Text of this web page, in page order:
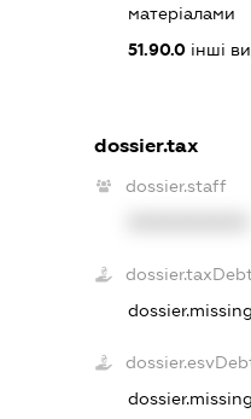
матеріалами
51.90.0 інші
dossier.tax
dossier.staff